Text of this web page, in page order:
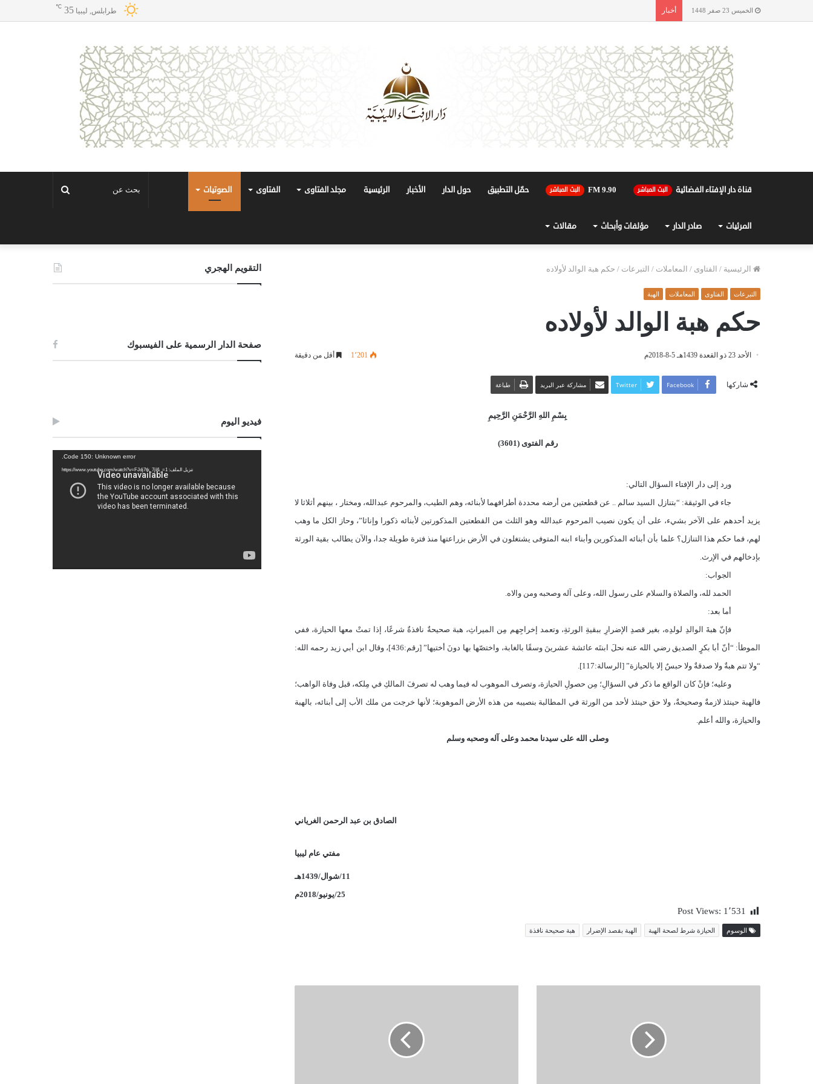
الخميس 23 صفر 1448 أخبار طرابلس, ليبيا 35
℃
قناة دار الإفتاء الفضائية البث المباشر 90.FM 9 البث المباشر حمّل التطبيق حول الدار الأخبار الرئيسية مجلد الفتاوى الفتاوى الصوتيات
المرئيات صادر الدار مؤلفات وأبحاث مقالات
الرئيسية / الفتاوى / المعاملات / التبرعات / حكم هبة الوالد لأولاده
التبرعات الفتاوى المعاملات الهبة
حكم هبة الوالد لأولاده
الأحد 23 ذو القعدة 1439هـ 5-8-2018م 1٬201 أقل من دقيقة
شاركها Facebook
Twitter مشاركة عبر البريد طباعة
بِسْمِ اللهِ الرَّحْمَنِ الرَّحِيمِ
رقم الفتوى (3601)
ورد إلى دار الإفتاء السؤال التالي:
جاء في الوثيقة: “بتنازل السيد سالم .. عن قطعتين من أرضه محددة أطرافهما لأبنائه، وهم الطيب، والمرحوم عبدالله، ومختار ، بينهم أثلاثا لا
يزيد أحدهم على الآخر بشيء، على أن يكون نصيب المرحوم عبدالله وهو الثلث من القطعتين المذكورتين لأبنائه ذكورا وإناثا”، وحاز الكل ما وهب
لهم، فما حكم هذا التنازل؟ علما بأن أبنائه المذكورين وأبناء ابنه المتوفى يشتغلون في الأرض بزراعتها منذ فترة طويلة جدا، والآن يطالب بقية الورثة
بإدخالهم في الإرث.
الجواب:
الحمد لله، والصلاة والسلام على رسول الله، وعلى آله وصحبه ومن والاه.
أما بعد:
فإنّ هبةَ الوالدِ لولدِه، بغير قصدِ الإضرارِ ببقيةِ الورثةِ، وتعمد إخراجِهم مِن الميراثِ، هبة صحيحةٌ نافذةٌ شرعًا، إذا تمتْ معها الحيازة، ففي
الموطأ: “أنّ أبا بكرٍ الصديق رضي الله عنه نحلَ ابنتَه عائشة عشرينَ وسقًا بالغابة، واختصّها بها دونَ أختيها” [رقم:436]، وقال ابن أبي زيد رحمه الله:
“ولا تتم هبةٌ ولا صدقةٌ ولا حبسٌ إلا بالحيازة” [الرسالة:117].
وعليه؛ فإنْ كان الواقع ما ذكر في السؤالِ؛ مِن حصولِ الحيازة، وتصرف الموهوب له فيما وهب له تصرفَ المالكِ في مِلكه، قبل وفاة الواهب؛
فالهبة حينئذ لازمةٌ وصحيحةٌ، ولا حق حينئذ لأحد من الورثة في المطالبة بنصيبه من هذه الأرض الموهوبة؛ لأنها خرجت من ملك الأب إلى أبنائه، بالهبة
والحيازة، والله أعلم.
وصلى الله على سيدنا محمد وعلى آله وصحبه وسلم
الصادق بن عبد الرحمن الغرياني
مفتي عام ليبيا
11/شوال/1439هـ
25/يونيو/2018م
Post Views: 1٬531
الوسوم الحيازة شرط لصحة الهبة الهبة بقصد الإضرار هبة صحيحة نافذة
التقويم الهجري
صفحة الدار الرسمية على الفيسبوك
فيديو اليوم
Code 150: Unknown error.
تنزيل الملف: https://www.youtube.com/watch?v=FJdj7tk_7jI&_=1